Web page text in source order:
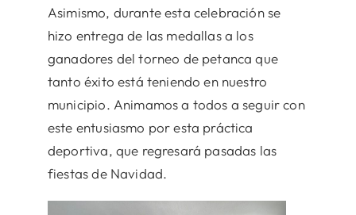
Asimismo, durante esta celebración se
hizo entrega de las medallas a los
ganadores del torneo de petanca que
tanto éxito está teniendo en nuestro
municipio. Animamos a todos a seguir con
este entusiasmo por esta práctica
deportiva, que regresará pasadas las
fiestas de Navidad.